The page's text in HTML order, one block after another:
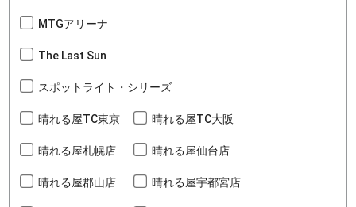
MTGアリーナ
The Last Sun
スポットライト・シリーズ
晴れる屋TC東京 晴れる屋TC大阪
晴れる屋札幌店 晴れる屋仙台店
晴れる屋郡山店 晴れる屋宇都宮店